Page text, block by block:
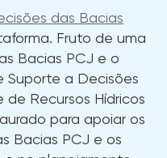
das Bacias
Fruto de uma
Bacias PCJ e o
Suporte a Decisões
de Recursos Hídricos
para apoiar os
Bacias PCJ e os